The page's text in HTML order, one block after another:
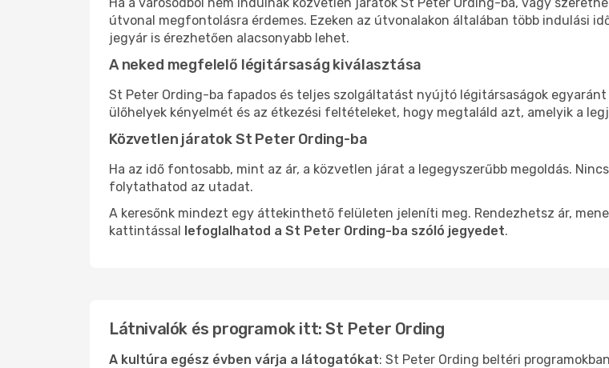
útvonal megfontolásra érdemes. Ezeken az útvonalakon általában több indulási
jegyár is érezhetően alacsonyabb lehet.
A neked megfelelő légitársaság kiválasztása
St Peter Ording-ba fapados és teljes szolgáltatást nyújtó légitársaságok
ülőhelyek kényelmét és az étkezési feltételeket, hogy megtaláld azt, amelyik a
Közvetlen járatok St Peter Ording-ba
Ha az idő fontosabb, mint az ár, a közvetlen járat a legegyszerűbb megoldás.
folytathatod az utadat.
A keresőnk mindezt egy áttekinthető felületen jeleníti meg. Rendezhetsz ár,
kattintással lefoglalhatod a St Peter Ording-ba szóló jegyedet.
Látnivalók és programok itt: St Peter Ording
A kultúra egész évben várja a látogatókat: St Peter Ording beltéri